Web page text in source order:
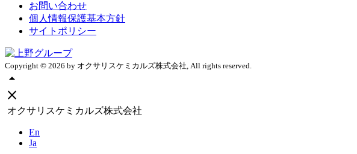
お問い合わせ
個人情報保護基本方針
サイトポリシー
Copyright © 2026 by オクサリスケミカルズ株式会社, All rights reserved.
arrow_drop_up
close
オクサリスケミカルズ株式会社
En
Ja